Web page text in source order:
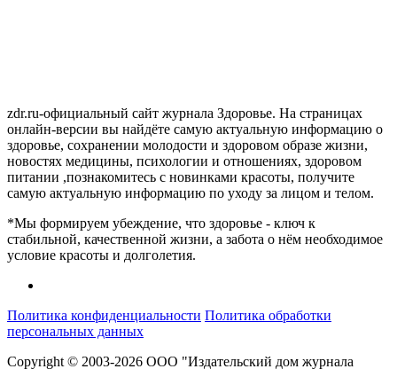
zdr.ru-официальный сайт журнала Здоровье. На страницах
онлайн-версии вы найдёте самую актуальную информацию о
здоровье, сохранении молодости и здоровом образе жизни,
новостях медицины, психологии и отношениях, здоровом
питании ,познакомитесь с новинками красоты, получите
самую актуальную информацию по уходу за лицом и телом.
*Мы формируем убеждение, что здоровье - ключ к
стабильной, качественной жизни, а забота о нём необходимое
условие красоты и долголетия.
Политика конфиденциальности Политика обработки
персональных данных
Copyright © 2003-2026 ООО "Издательский дом журнала